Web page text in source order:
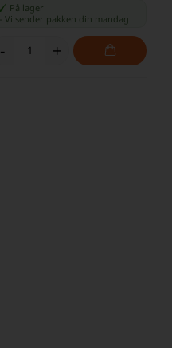
På lager
Vi sender pakken din mandag
- +